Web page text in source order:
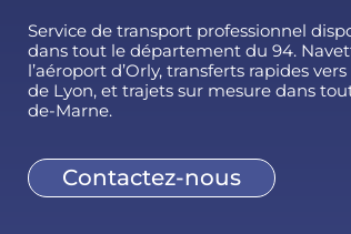
Service de transport professionnel
dans tout le département du 94.
l’aéroport d’Orly, transferts rapides
de Lyon, et trajets sur mesure dans
de-Marne.
Contactez-nous